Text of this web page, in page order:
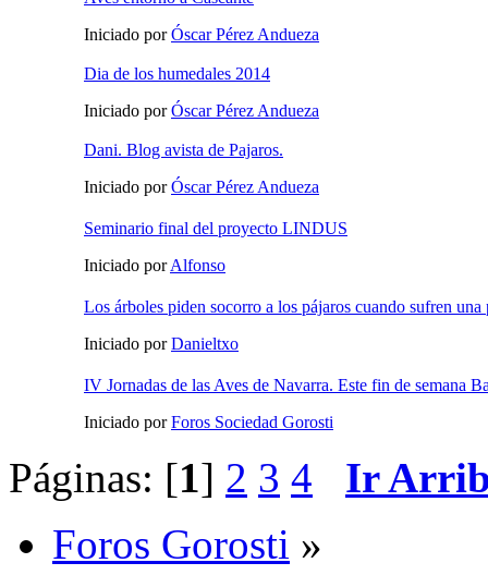
Iniciado porÓscar Pérez Andueza
Dia de los humedales 2014
Iniciado porÓscar Pérez Andueza
Dani. Blog avista de Pajaros.
Iniciado porÓscar Pérez Andueza
Seminario final del proyecto LINDUS
Iniciado porAlfonso
Los árboles piden socorro a los pájaros cuando sufren una
Iniciado porDanieltxo
IV Jornadas de las Aves de Navarra. Este fin de semana
Iniciado porForos Sociedad Gorosti
Páginas: [1] 2 3 4
Ir
Foros Gorosti »